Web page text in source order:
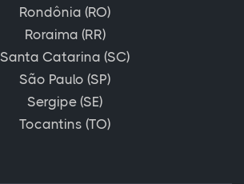
Rondônia (RO)
Roraima (RR)
Santa Catarina (SC)
São Paulo (SP)
Sergipe (SE)
Tocantins (TO)